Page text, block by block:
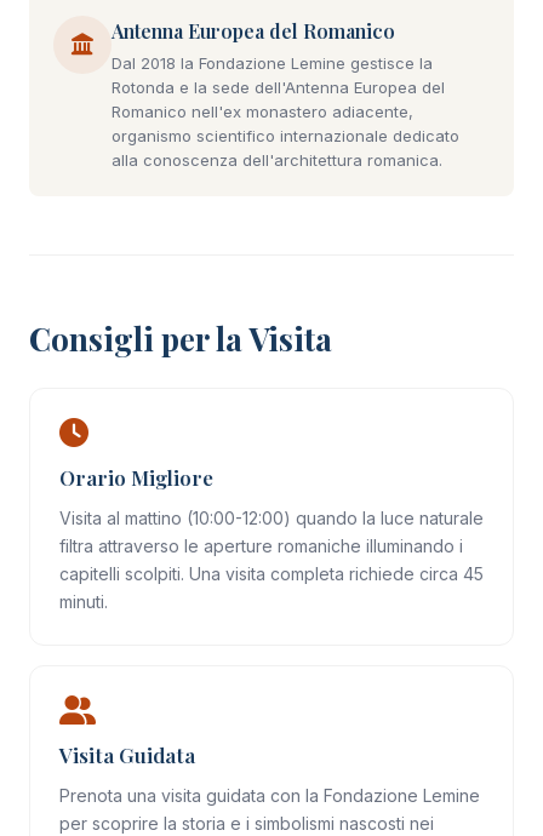
Antenna Europea del Romanico
Dal 2018 la Fondazione Lemine gestisce la
Rotonda e la sede dell'Antenna Europea del
Romanico nell'ex monastero adiacente,
organismo scientifico internazionale dedicato
alla conoscenza dell'architettura romanica.
Consigli per la Visita
Orario Migliore
Visita al mattino (10:00-12:00) quando la luce naturale
filtra attraverso le aperture romaniche illuminando i
capitelli scolpiti. Una visita completa richiede circa 45
minuti.
Visita Guidata
Prenota una visita guidata con la Fondazione Lemine
per scoprire la storia e i simbolismi nascosti nei